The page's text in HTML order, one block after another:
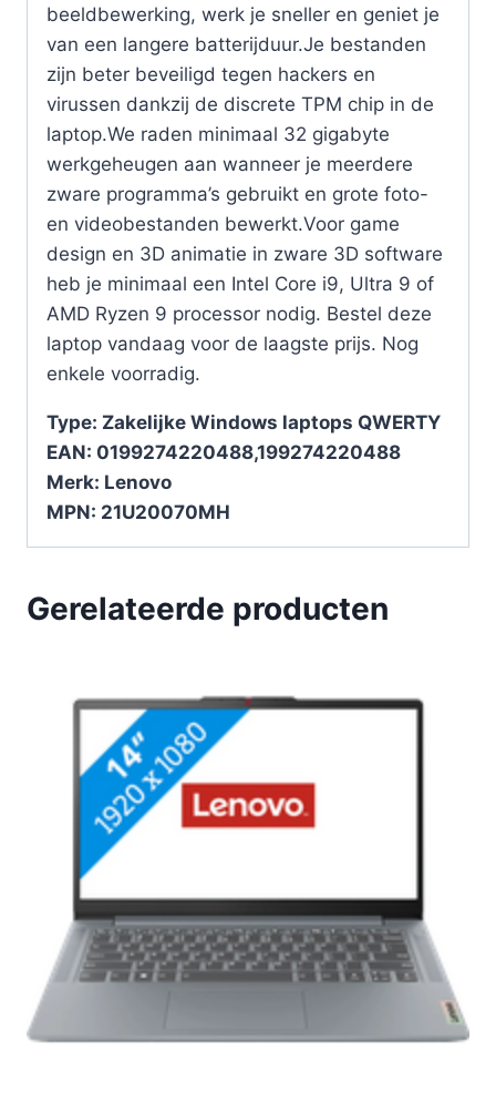
beeldbewerking, werk je sneller en geniet je
van een langere batterijduur.Je bestanden
zijn beter beveiligd tegen hackers en
virussen dankzij de discrete TPM chip in de
laptop.We raden minimaal 32 gigabyte
werkgeheugen aan wanneer je meerdere
zware programma’s gebruikt en grote foto-
en videobestanden bewerkt.Voor game
design en 3D animatie in zware 3D software
heb je minimaal een Intel Core i9, Ultra 9 of
AMD Ryzen 9 processor nodig. Bestel deze
laptop vandaag voor de laagste prijs. Nog
enkele voorradig.
Type: Zakelijke Windows laptops QWERTY
EAN: 0199274220488,199274220488
Merk: Lenovo
MPN: 21U20070MH
Gerelateerde producten